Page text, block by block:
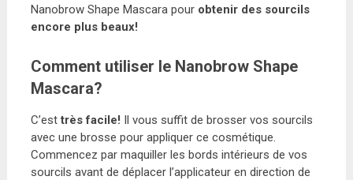
Nanobrow Shape Mascara pour obtenir des sourcils
encore plus beaux!
Comment utiliser le Nanobrow Shape
Mascara?
C’esttrès facile! Il vous suffit de brosser vos sourcils
avec une brosse pour appliquer ce cosmétique.
Commencez par maquiller les bords intérieurs de vos
sourcils avant de déplacer l’applicateur en direction de